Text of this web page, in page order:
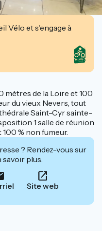
Vélo et s'engage à
mètres de la Loire et 100
du vieux Nevers, tout
Saint-Cyr sainte-
1 salle de réunion
% non fumeur.
? Rendez-vous sur
savoir plus.
Site web